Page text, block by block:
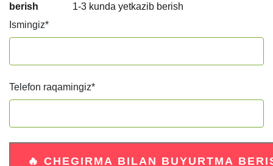
berish
1-3 kunda yetkazib berish
Ismingiz*
Telefon raqamingiz*